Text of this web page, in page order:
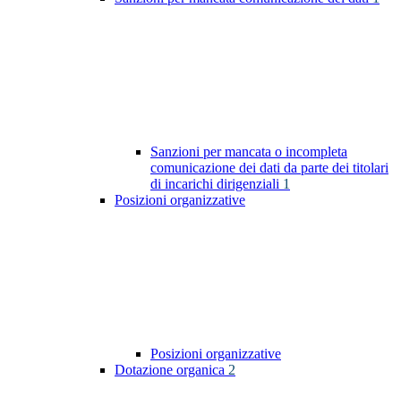
Sanzioni per mancata o incompleta
comunicazione dei dati da parte dei titolari
di incarichi dirigenziali 1
Posizioni organizzative
Posizioni organizzative
Dotazione organica 2